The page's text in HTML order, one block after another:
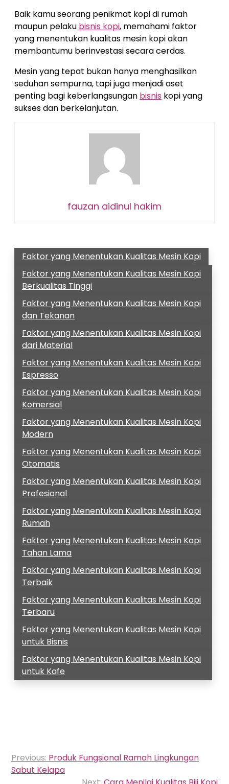
Baik kamu seorang penikmat kopi di rumah
maupun pelaku bisnis kopi, memahami faktor
yang menentukan kualitas mesin kopi akan
membantumu berinvestasi secara cerdas.
Mesin yang tepat bukan hanya menghasilkan
seduhan sempurna, tapi juga menjadi aset
penting bagi keberlangsungan bisnis kopi yang
sukses dan berkelanjutan.
fauzan aidinul hakim
Faktor yang Menentukan Kualitas Mesin Kopi
Faktor yang Menentukan Kualitas Mesin Kopi
Berkualitas Tinggi
Faktor yang Menentukan Kualitas Mesin Kopi
dan Tekanan
Faktor yang Menentukan Kualitas Mesin Kopi
dari Material
Faktor yang Menentukan Kualitas Mesin Kopi
Espresso
Faktor yang Menentukan Kualitas Mesin Kopi
Komersial
Faktor yang Menentukan Kualitas Mesin Kopi
Modern
Faktor yang Menentukan Kualitas Mesin Kopi
Otomatis
Faktor yang Menentukan Kualitas Mesin Kopi
Profesional
Faktor yang Menentukan Kualitas Mesin Kopi
Rumah
Faktor yang Menentukan Kualitas Mesin Kopi
Tahan Lama
Faktor yang Menentukan Kualitas Mesin Kopi
Terbaik
Faktor yang Menentukan Kualitas Mesin Kopi
Terbaru
Faktor yang Menentukan Kualitas Mesin Kopi
untuk Bisnis
Faktor yang Menentukan Kualitas Mesin Kopi
untuk Kafe
Navigasi
pos
Previous: Produk Fungsional Ramah Lingkungan
Sabut Kelapa